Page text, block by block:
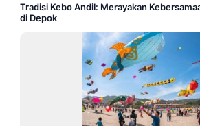
Tradisi Kebo Andil: Merayakan
di Depok